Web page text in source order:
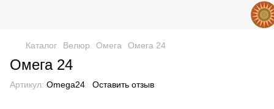
Каталог Велюр Омега Омега 24
Омега 24
Артикул: Omega24 Оставить отзыв